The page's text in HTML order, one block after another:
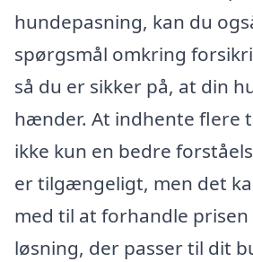
hundepasning, kan du
spørgsmål omkring
så du er sikker på, at din
hænder. At indhente flere
ikke kun en bedre
er tilgængeligt, men det
med til at forhandle
løsning, der passer til dit